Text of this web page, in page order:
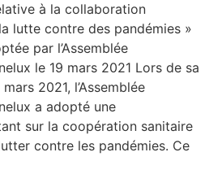
à la collaboration
lutte contre des pandémies »
par l’Assemblée
le 19 mars 2021 Lors de sa
2021, l’Assemblée
a adopté une
sur la coopération sanitaire
contre les pandémies. Ce